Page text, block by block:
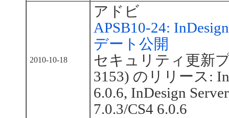
2010-10-18
アドビ
APSB10-24:
デート公開
セキュリティ更新
3153) のリリース:
6.0.6, InDesign
7.0.3/CS4 6.0.6